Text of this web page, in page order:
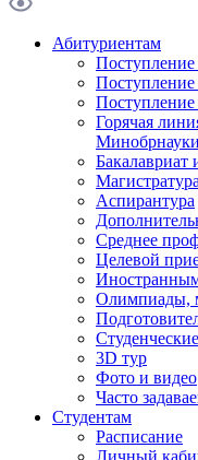
Абитуриентам
Поступление
Поступление
Горячая
Бакалавриат
Магистратура
Аспирантура
Среднее
Целевой
Олимпиады,
3D тур
Фото и видео
Часто
Студентам
Расписание
Личный